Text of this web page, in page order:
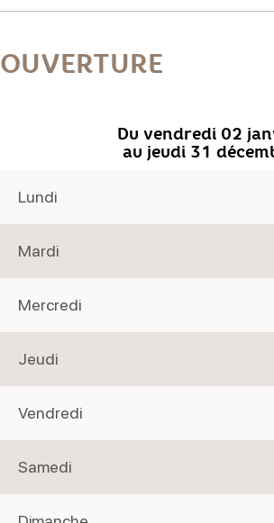
OUVERTURE
Du vendredi 02
au jeudi 31
Lundi
Mardi
Mercredi
Jeudi
Vendredi
Samedi